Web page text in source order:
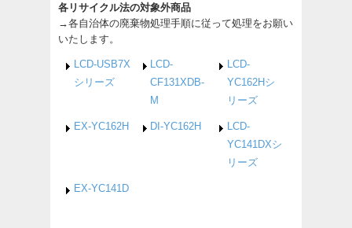
各リサイクル法の対象外商品
→各自治体の廃棄物処理手順に従って処理をお願い
いたします。
LCD-USB7X
シリーズ
LCD-
CF131XDB-
M
LCD-
YC162Hシ
リーズ
EX-YC162H DI-YC162H
LCD-
YC141DXシ
リーズ
EX-YC141D